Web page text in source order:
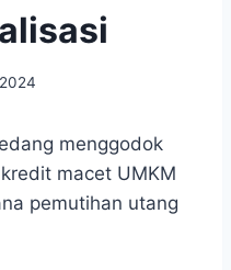
menggodok
macet UMKM
pemutihan utang